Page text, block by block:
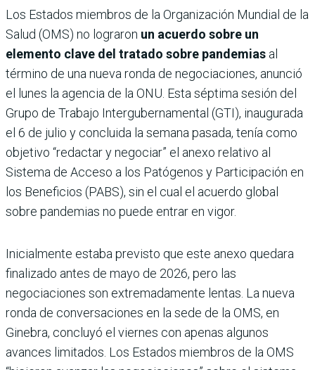
Los Estados miembros de la Organización Mundial de la
Salud (OMS) no lograron un acuerdo sobre un
elemento clave del tratado sobre pandemias al
término de una nueva ronda de negociaciones, anunció
el lunes la agencia de la ONU. Esta séptima sesión del
Grupo de Trabajo Intergubernamental (GTI), inaugurada
el 6 de julio y concluida la semana pasada, tenía como
objetivo “redactar y negociar” el anexo relativo al
Sistema de Acceso a los Patógenos y Participación en
los Beneficios (PABS), sin el cual el acuerdo global
sobre pandemias no puede entrar en vigor.
Inicialmente estaba previsto que este anexo quedara
finalizado antes de mayo de 2026, pero las
negociaciones son extremadamente lentas. La nueva
ronda de conversaciones en la sede de la OMS, en
Ginebra, concluyó el viernes con apenas algunos
avances limitados. Los Estados miembros de la OMS